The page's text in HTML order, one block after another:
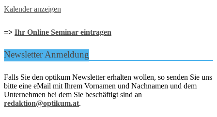
Kalender anzeigen
=> Ihr Online Seminar eintragen
Newsletter Anmeldung
Falls Sie den optikum Newsletter erhalten wollen, so senden Sie uns
bitte eine eMail mit Ihrem Vornamen und Nachnamen und dem
Unternehmen bei dem Sie beschäftigt sind an
redaktion@optikum.at.